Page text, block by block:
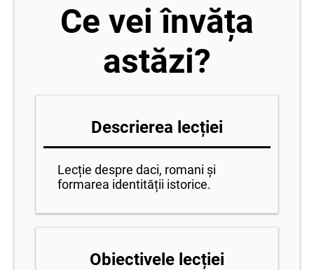
Ce vei învăța
astăzi?
Descrierea lecției
Lecție despre daci, romani și
formarea identității istorice.
Obiectivele lecției